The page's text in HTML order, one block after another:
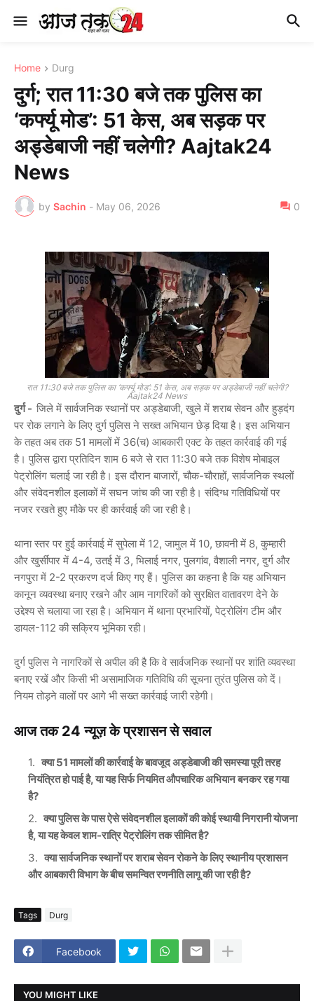
Home Durg
दुर्ग; रात 11:30 बजे तक पुलिस का
‘कर्फ्यू मोड’: 51 केस, अब सड़क पर
अड्डेबाजी नहीं चलेगी? Aajtak24
News
by Sachin - May 06, 2026 0
रात 11:30 बजे तक पुलिस का ‘कर्फ्यू मोड’: 51 केस, अब सड़क पर अड्डेबाजी नहीं चलेगी?
Aajtak24 News
दुर्ग - जिले में सार्वजनिक स्थानों पर अड्डेबाजी, खुले में शराब सेवन और हुड़दंग
पर रोक लगाने के लिए दुर्ग पुलिस ने सख्त अभियान छेड़ दिया है। इस अभियान
के तहत अब तक 51 मामलों में 36(च) आबकारी एक्ट के तहत कार्रवाई की गई
है। पुलिस द्वारा प्रतिदिन शाम 6 बजे से रात 11:30 बजे तक विशेष मोबाइल
पेट्रोलिंग चलाई जा रही है। इस दौरान बाजारों, चौक-चौराहों, सार्वजनिक स्थलों
और संवेदनशील इलाकों में सघन जांच की जा रही है। संदिग्ध गतिविधियों पर
नजर रखते हुए मौके पर ही कार्रवाई की जा रही है।
थाना स्तर पर हुई कार्रवाई में सुपेला में 12, जामुल में 10, छावनी में 8, कुम्हारी
और खुर्सीपार में 4-4, उतई में 3, भिलाई नगर, पुलगांव, वैशाली नगर, दुर्ग और
नगपुरा में 2-2 प्रकरण दर्ज किए गए हैं। पुलिस का कहना है कि यह अभियान
कानून व्यवस्था बनाए रखने और आम नागरिकों को सुरक्षित वातावरण देने के
उद्देश्य से चलाया जा रहा है। अभियान में थाना प्रभारियों, पेट्रोलिंग टीम और
डायल-112 की सक्रिय भूमिका रही।
दुर्ग पुलिस ने नागरिकों से अपील की है कि वे सार्वजनिक स्थानों पर शांति व्यवस्था
बनाए रखें और किसी भी असामाजिक गतिविधि की सूचना तुरंत पुलिस को दें।
नियम तोड़ने वालों पर आगे भी सख्त कार्रवाई जारी रहेगी।
आज तक 24 न्यूज़ के प्रशासन से सवाल
क्या 51 मामलों की कार्रवाई के बावजूद अड्डेबाजी की समस्या पूरी तरह
नियंत्रित हो पाई है, या यह सिर्फ नियमित औपचारिक अभियान बनकर रह गया
है?
क्या पुलिस के पास ऐसे संवेदनशील इलाकों की कोई स्थायी निगरानी योजना
है, या यह केवल शाम-रात्रि पेट्रोलिंग तक सीमित है?
क्या सार्वजनिक स्थानों पर शराब सेवन रोकने के लिए स्थानीय प्रशासन
और आबकारी विभाग के बीच समन्वित रणनीति लागू की जा रही है?
Tags Durg
Facebook
YOU MIGHT LIKE